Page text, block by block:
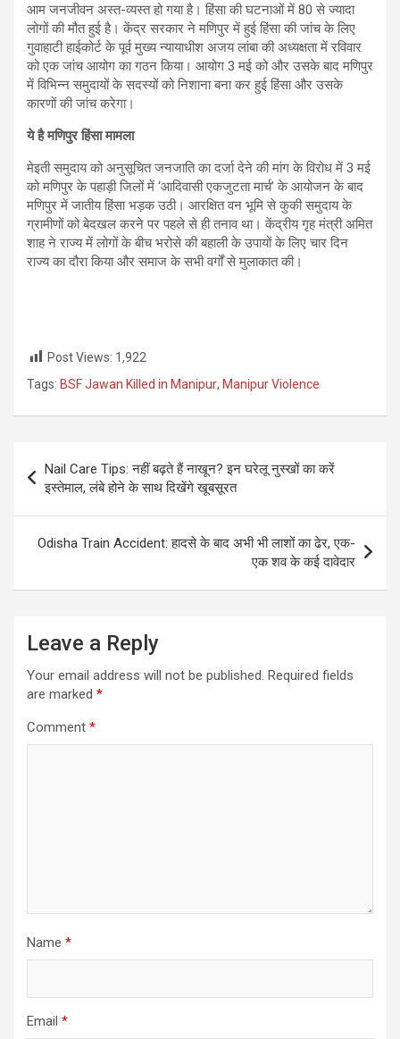
आम जनजीवन अस्त-व्यस्त हो गया है। हिंसा की घटनाओं में 80 से ज्यादा
लोगों की मौत हुई है। केंद्र सरकार ने मणिपुर में हुई हिंसा की जांच के लिए
गुवाहाटी हाईकोर्ट के पूर्व मुख्य न्यायाधीश अजय लांबा की अध्यक्षता में रविवार
को एक जांच आयोग का गठन किया। आयोग 3 मई को और उसके बाद मणिपुर
में विभिन्न समुदायों के सदस्यों को निशाना बना कर हुई हिंसा और उसके
कारणों की जांच करेगा।
ये है मणिपुर हिंसा मामला
मेइती समुदाय को अनुसूचित जनजाति का दर्जा देने की मांग के विरोध में 3 मई
को मणिपुर के पहाड़ी जिलों में ‘आदिवासी एकजुटता मार्च’ के आयोजन के बाद
मणिपुर में जातीय हिंसा भड़क उठी। आरक्षित वन भूमि से कुकी समुदाय के
ग्रामीणों को बेदखल करने पर पहले से ही तनाव था। केंद्रीय गृह मंत्री अमित
शाह ने राज्य में लोगों के बीच भरोसे की बहाली के उपायों के लिए चार दिन
राज्य का दौरा किया और समाज के सभी वर्गों से मुलाकात की।
Post Views: 1,922
Tags: BSF Jawan Killed in Manipur, Manipur Violence
navigation
Nail Care Tips: नहीं बढ़ते हैं नाखून? इन घरेलू नुस्खों का करें
इस्तेमाल, लंबे होने के सा‍थ दिखेंगे खूबसूरत
Odisha Train Accident: हादसे के बाद अभी भी लाशों का ढेर, एक-
एक शव के कई दावेदार
Leave a Reply
Your email address will not be published. Required fields
are marked *
Comment *
Name *
Email *